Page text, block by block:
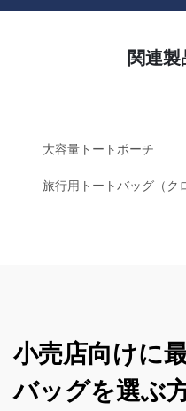
関連製
大容量トートポーチ
旅行用トートバッグ（ク
小売店向けに
バッグを選ぶ